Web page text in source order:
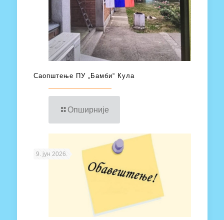
Саопштење ПУ „Бамби“ Кула
Опширније
9. јун 2026.